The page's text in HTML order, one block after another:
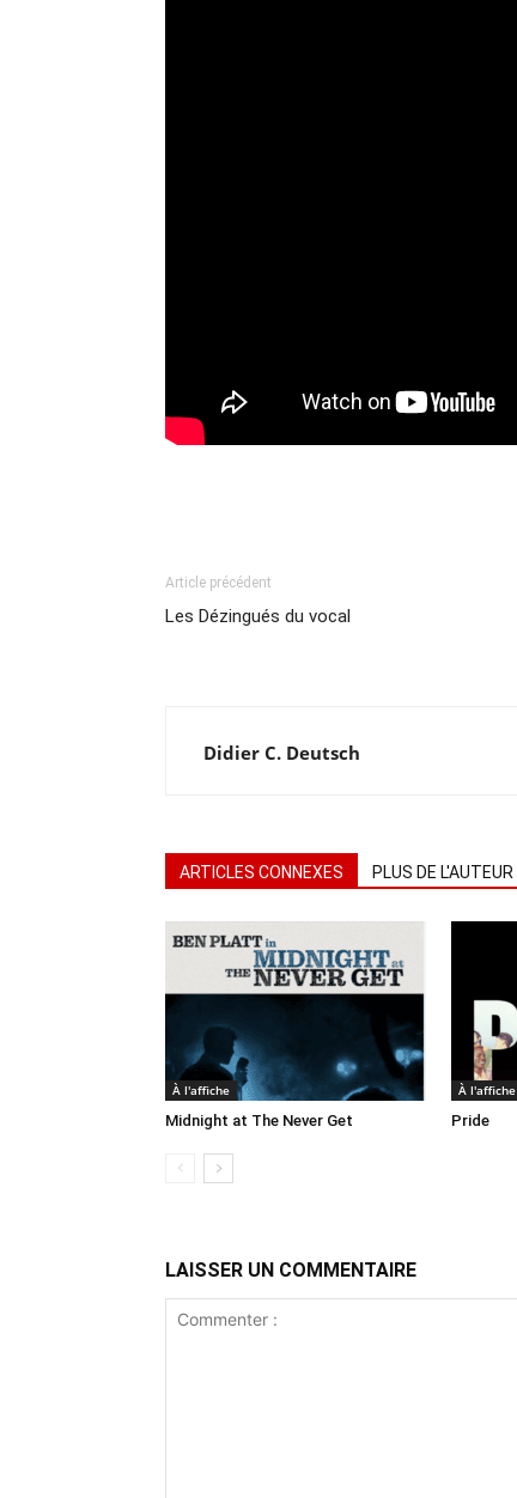
Article précédent
Les Dézingués du vocal
Didier C. Deutsch
ARTICLES CONNEXES PLUS DE L'AUTEUR
À l'affiche
Midnight at The Never Get
À l'affiche
Pride
LAISSER UN COMMENTAIRE